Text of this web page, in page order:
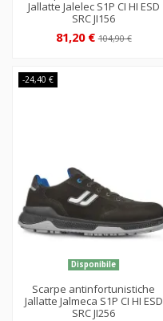
Jallatte Jalelec S1P CI HI ESD
SRC JI156
81,20 €104,90 €
-24,40 €
Disponibile
Scarpe antinfortunistiche
Jallatte Jalmeca S1P CI HI ESD
SRC JI256